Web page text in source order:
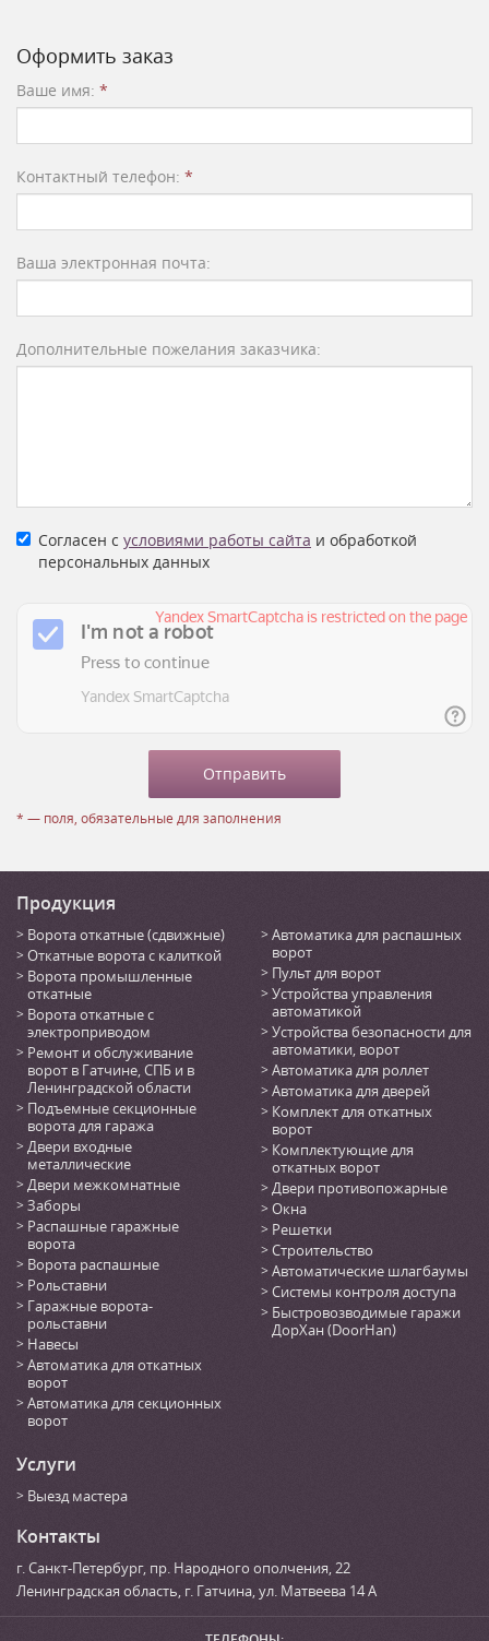
Оформить заказ
Ваше имя: *
Контактный телефон: *
Ваша электронная почта:
Дополнительные пожелания заказчика:
Согласен с условиями работы сайта и обработкой
персональных данных
* — поля, обязательные для заполнения
Продукция
Ворота откатные (сдвижные)
Откатные ворота с калиткой
Ворота промышленные
откатные
Ворота откатные с
электроприводом
Ремонт и обслуживание
ворот в Гатчине, СПБ и в
Ленинградской области
Подъемные секционные
ворота для гаража
Двери входные
металлические
Двери межкомнатные
Заборы
Распашные гаражные
ворота
Ворота распашные
Рольставни
Гаражные ворота-
рольставни
Навесы
Автоматика для откатных
ворот
Автоматика для секционных
ворот
Автоматика для распашных
ворот
Пульт для ворот
Устройства управления
автоматикой
Устройства безопасности для
автоматики, ворот
Автоматика для роллет
Автоматика для дверей
Комплект для откатных
ворот
Комплектующие для
откатных ворот
Двери противопожарные
Окна
Решетки
Строительство
Автоматические шлагбаумы
Системы контроля доступа
Быстровозводимые гаражи
ДорХан (DoorHan)
Услуги
Выезд мастера
Контакты
г. Санкт-Петербург, пр. Народного ополчения, 22
Ленинградская область, г. Гатчина,ул. Матвеева 14 А